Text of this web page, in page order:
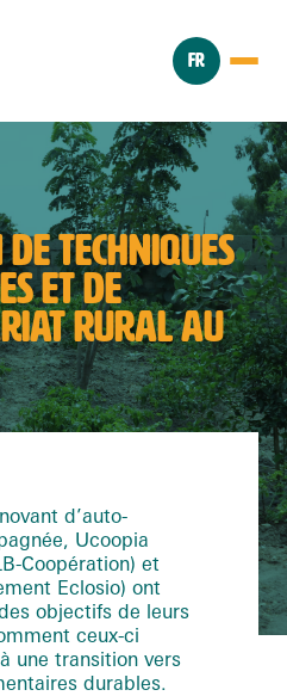
FR
TECHNIQUES
ET DE
RURAL AU
d’auto-
Ucoopia
Coopération) et
Eclosio) ont
objectifs de leurs
ceux-ci
une transition vers
durables.